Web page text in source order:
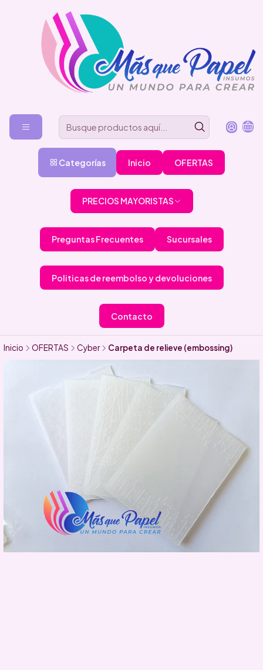
Categorías Inicio OFERTAS
PRECIOS MAYORISTAS
Preguntas Frecuentes Sucursales
Politicas de reembolso y devoluciones
Contacto
Inicio OFERTAS Cyber Carpeta de relieve (embossing)